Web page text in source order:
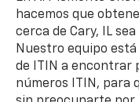
hacemos que
cerca de Cary, IL
Nuestro equipo
de ITIN a encontrar
números ITIN, para